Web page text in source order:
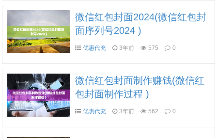
微信红包封面2024(微信红包封
面序列号2024 )
优惠代充 3年前 575 0
微信红包封面制作赚钱(微信红
包封面制作过程 )
优惠代充 3年前 562 0